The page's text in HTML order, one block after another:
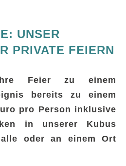
UNSER
PRIVATE FEIERN
Feier zu einem
bereits zu einem
pro Person inklusive
in unserer Kubus
oder an einem Ort